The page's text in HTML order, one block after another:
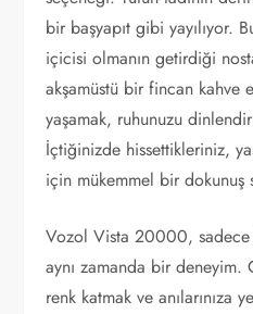
bir başyapıt gibi yayılıyor.
içicisi olmanın getirdiği
akşamüstü bir fincan kahve
yaşamak, ruhunuzu
İçtiğinizde hissettikleriniz,
için mükemmel bir dokunuş
Vozol Vista 20000,
aynı zamanda bir deneyim.
renk katmak ve anılarınıza